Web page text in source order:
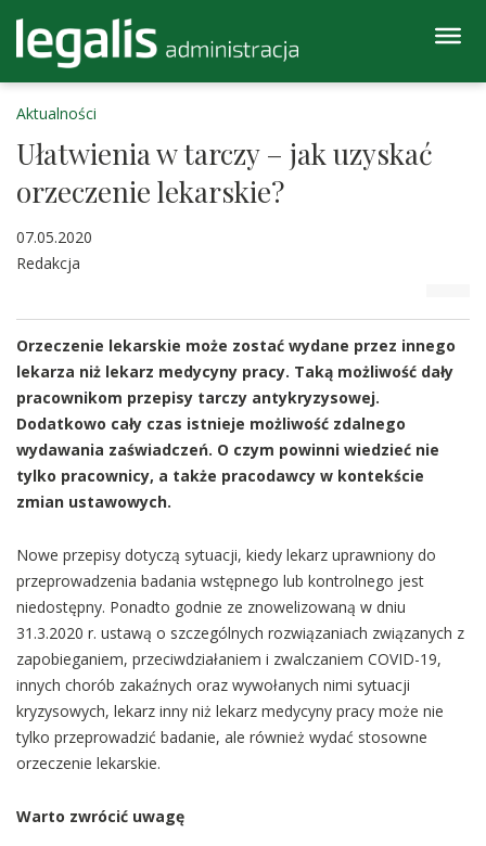
Aktualności
Ułatwienia w tarczy – jak uzyskać
orzeczenie lekarskie?
07.05.2020
Redakcja
Orzeczenie lekarskie może zostać wydane przez innego
lekarza niż lekarz medycyny pracy. Taką możliwość dały
pracownikom przepisy tarczy antykryzysowej.
Dodatkowo cały czas istnieje możliwość zdalnego
wydawania zaświadczeń. O czym powinni wiedzieć nie
tylko pracownicy, a także pracodawcy w kontekście
zmian ustawowych.
Nowe przepisy dotyczą sytuacji, kiedy lekarz uprawniony do
przeprowadzenia badania wstępnego lub kontrolnego jest
niedostępny. Ponadto godnie ze znowelizowaną w dniu
31.3.2020 r. ustawą o szczególnych rozwiązaniach związanych z
zapobieganiem, przeciwdziałaniem i zwalczaniem COVID-19,
innych chorób zakaźnych oraz wywołanych nimi sytuacji
kryzysowych, lekarz inny niż lekarz medycyny pracy może nie
tylko przeprowadzić badanie, ale również wydać stosowne
orzeczenie lekarskie.
Warto zwrócić uwagę